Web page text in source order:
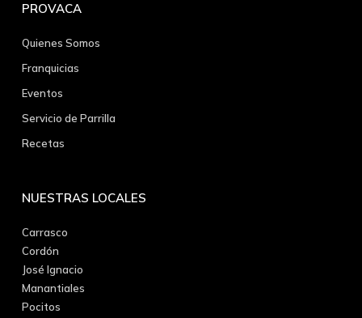
PROVACA
Quienes Somos
Franquicias
Eventos
Servicio de Parrilla
Recetas
NUESTRAS LOCALES
Carrasco
Cordón
José Ignacio
Manantiales
Pocitos